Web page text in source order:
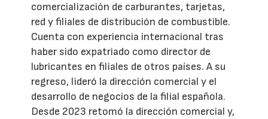
comercialización de carburantes, tarjetas,
red y filiales de distribución de combustible.
Cuenta con experiencia internacional tras
haber sido expatriado como director de
lubricantes en filiales de otros países. A su
regreso, lideró la dirección comercial y el
desarrollo de negocios de la filial española.
Desde 2023 retomó la dirección comercial y,